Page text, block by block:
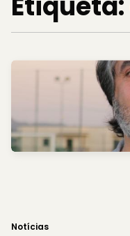
Notícias